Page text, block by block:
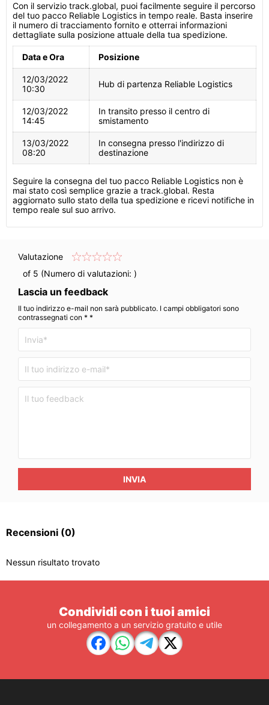
Con il servizio track.global, puoi facilmente seguire il percorso
del tuo pacco Reliable Logistics in tempo reale. Basta inserire
il numero di tracciamento fornito e otterrai informazioni
dettagliate sulla posizione attuale della tua spedizione.
Data e Ora Posizione
12/03/2022
10:30
Hub di partenza Reliable Logistics
12/03/2022
14:45
In transito presso il centro di
smistamento
13/03/2022
08:20
In consegna presso l'indirizzo di
destinazione
Seguire la consegna del tuo pacco Reliable Logistics non è
mai stato così semplice grazie a track.global. Resta
aggiornato sullo stato della tua spedizione e ricevi notifiche in
tempo reale sul suo arrivo.
Valutazione
of 5 (Numero di valutazioni: )
Lascia un feedback
Il tuo indirizzo e-mail non sarà pubblicato. I campi obbligatori sono
contrassegnati con * *
INVIA
Recensioni (0)
Nessun risultato trovato
Condividi con i tuoi amici
un collegamento a un servizio gratuito e utile